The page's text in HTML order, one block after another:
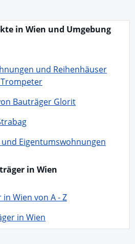
in Wien und Umgebung
und Reihenhäuser
Bauträger Glorit
Eigentumswohnungen
in Wien
Wien von A - Z
in Wien